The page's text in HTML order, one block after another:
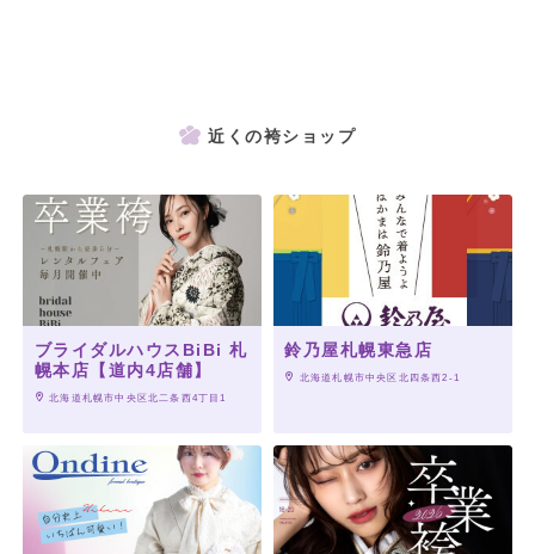
近くの袴ショップ
ブライダルハウスBiBi 札
幌本店【道内4店舗】
北海道札幌市中央区北二条西4丁目1
鈴乃屋札幌東急店
北海道札幌市中央区北四条西2-1